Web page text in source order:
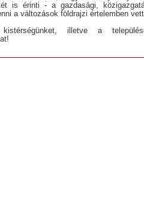
is érinti - a gazdasági,
a változások földrajzi értelemben
illetve a